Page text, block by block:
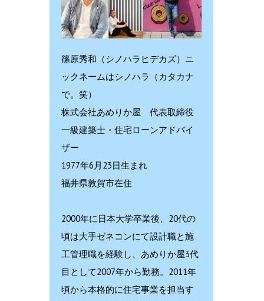
篠原秀和（シノハラヒデカズ）ニ
ックネームはシノハラ（カタカナ
で。笑）
株式会社あめりか屋 代表取締役
一級建築士・住宅ローンアドバイ
ザー
1977年6月23日生まれ
福井県敦賀市在住
2000年に日本大学卒業後、20代の
頃は大手ゼネコンにて設計職と施
工管理職を経験し、あめりか屋3代
目として2007年から勤務。2011年
頃から本格的に住宅事業を担当す